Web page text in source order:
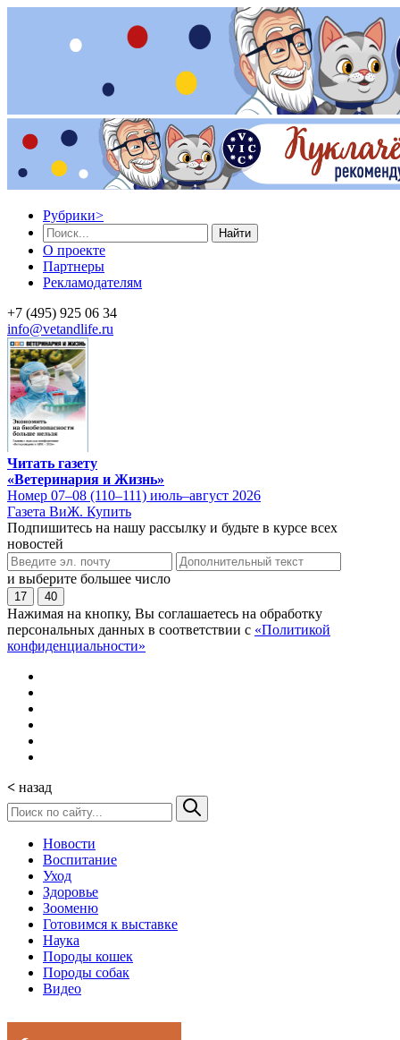
Рубрики>
Найти
О проекте
Партнеры
Рекламодателям
+7 (495) 925 06 34
info@vetandlife.ru
Читать газету
«Ветеринария и Жизнь»
Номер 07–08 (110–111) июль–август 2026
Газета ВиЖ. Купить
Подпишитесь на нашу рассылку и будьте в курсе всех
новостей
и выберите большее число
17 40
Нажимая на кнопку, Вы соглашаетесь на обработку
персональных данных в соответствии с «Политикой
конфиденциальности»
< назад
Новости
Воспитание
Уход
Здоровье
Зооменю
Готовимся к выставке
Наука
Породы кошек
Породы собак
Видео